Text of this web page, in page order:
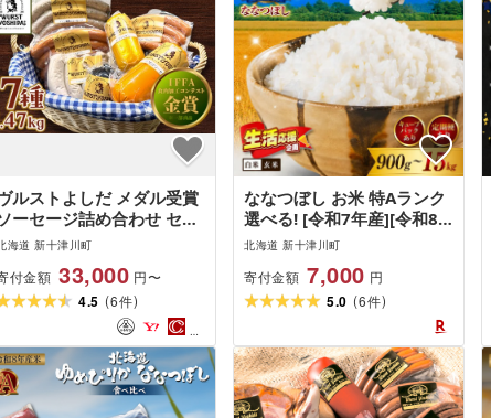
ルストよしだ メダル受賞
ーセージ詰め合わせ セッ
| オンライン 申請 ふるさ
道産 ソーセージ ウインナ
詰め合わせ 高級 美味し
い 肉 お肉 BBQ おつまみ お
贈り物 ギフト 新十津川
海道 新十津川町
付金額 33,000 円〜
4.5 (6件)
ななつぼし お米 特Aランク
選べる! [令和7年産][令和8
年産 (新米)]選べる! [精米]
15kg 単品 定期便 2回 3回 6
回 12回 白米 玄米 弁当 おに
ぎり 精米 お米 新米 ご飯 美
味しい 日本穀物検定協会
[北海道 新十津川町]
北海道 新十津川町
寄付金額 7,000 円
5.0 (6件)